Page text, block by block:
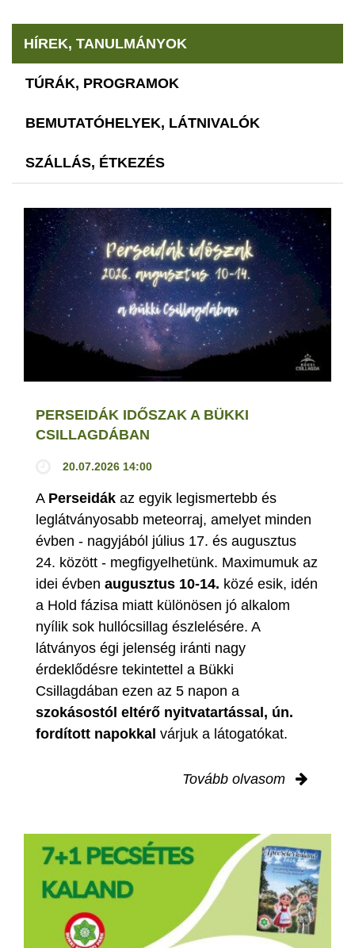
HÍREK, TANULMÁNYOK
TÚRÁK, PROGRAMOK
BEMUTATÓHELYEK, LÁTNIVALÓK
SZÁLLÁS, ÉTKEZÉS
PERSEIDÁK IDŐSZAK A BÜKKI
CSILLAGDÁBAN
20.07.2026 14:00
A Perseidák az egyik legismertebb és
leglátványosabb meteorraj, amelyet minden
évben - nagyjából július 17. és augusztus
24. között - megfigyelhetünk. Maximumuk az
idei évben augusztus 10-14. közé esik, idén
a Hold fázisa miatt különösen jó alkalom
nyílik sok hullócsillag észlelésére. A
látványos égi jelenség iránti nagy
érdeklődésre tekintettel a Bükki
Csillagdában ezen az 5 napon a
szokásostól eltérő nyitvatartással, ún.
fordított napokkal várjuk a látogatókat.
Tovább olvasom